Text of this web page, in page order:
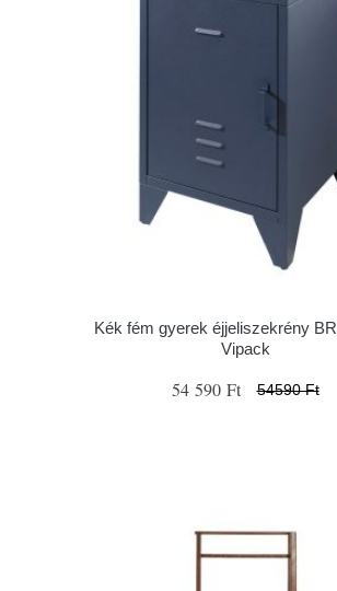
Kék fém gyerek éjjeliszekrény
Vipack
54 590 Ft 54590 Ft